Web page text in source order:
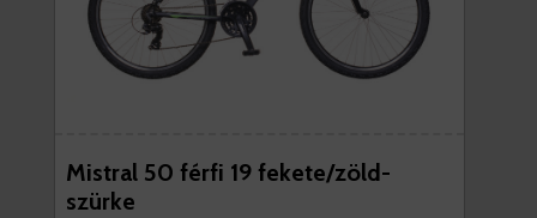
Mistral 50 férfi 19 fekete/zöld-
szürke